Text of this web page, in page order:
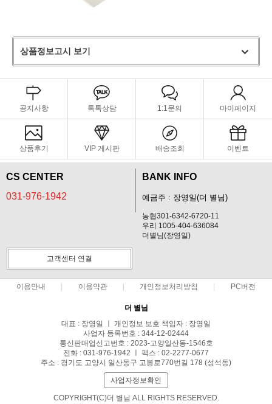
상품정보고시 보기
공지사항 톡톡상담 1:1문의 마이페이지
상품후기 VIP 게시판 배송조회 이벤트
CS CENTER
031-976-1942
BANK INFO
예금주 : 장영일(더 별님)
농협301-6342-6720-11
우리 1005-404-636084
더별님(장영일)
고객센터 연결
이용안내 이용약관 개인정보처리방침 PC버전
더 별님
대표 : 장영일 ㅣ 개인정보 보호 책임자 : 장영일
사업자 등록번호 : 344-12-02444
통신판매업신고번호 : 2023-고양일산동-1546호
전화 : 031-976-1942 ㅣ 팩스 : 02-2277-0677
주소 : 경기도 고양시 일산동구 고봉로770번길 178 (성석동)
사업자정보확인
COPYRIGHT(C)더 별님 ALL RIGHTS RESERVED.